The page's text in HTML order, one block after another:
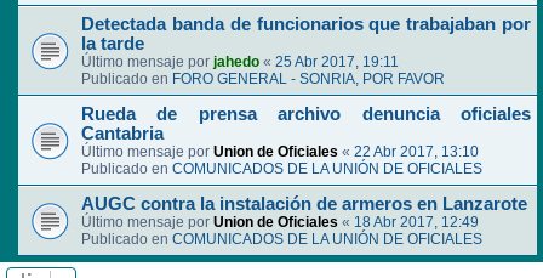
Detectada banda de funcionarios que trabajaban por
la tarde
Último mensaje por jahedo « 25 Abr 2017, 19:11
Publicado en FORO GENERAL - SONRIA, POR FAVOR
Rueda de prensa archivo denuncia oficiales
Cantabria
Último mensaje por Union de Oficiales « 22 Abr 2017, 13:10
Publicado en COMUNICADOS DE LA UNIÓN DE OFICIALES
AUGC contra la instalación de armeros en Lanzarote
Último mensaje por Union de Oficiales « 18 Abr 2017, 12:49
Publicado en COMUNICADOS DE LA UNIÓN DE OFICIALES